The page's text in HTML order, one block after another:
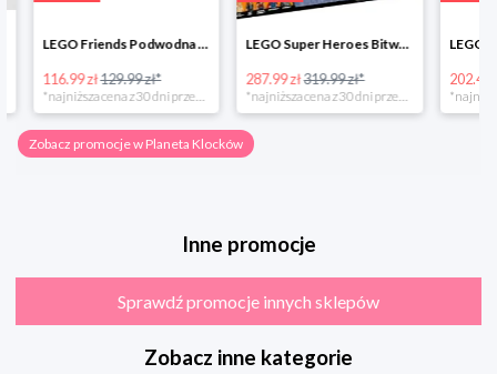
LEGO Friends Podwodna Frajda w super cenie
116.99 zł129.99 zł*
*najniższa cena z 30 dni przed obniżką
LEGO Super Heroes Bitwa powietrzna w super cenie
287.99 zł319.99 zł*
*najniższa cena z 30 dni przed obniżką
202.49 zł
Zobacz promocje w Planeta Klocków
Inne promocje
Sprawdź promocje innych sklepów
Zobacz inne kategorie